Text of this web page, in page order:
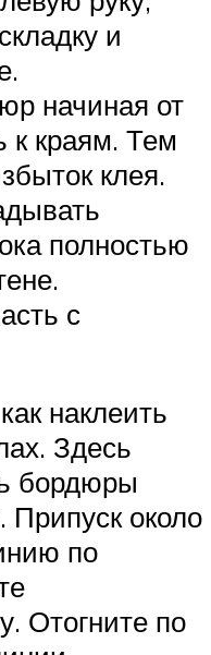
и
начиная от
к краям. Тем
клея.
полностью
с
наклеить
Здесь
бордюры
Припуск около
по
Отогните по